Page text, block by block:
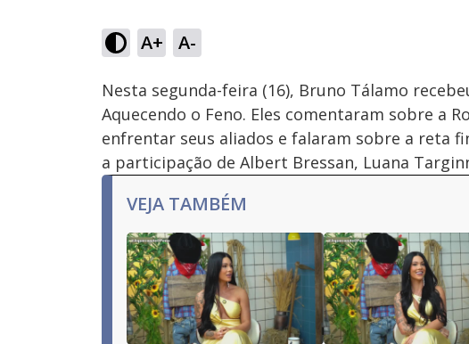
A+ A-
Ativar
Som
1.83%
Nesta segunda-feira (16), Bruno Tálamo
Aquecendo o Feno. Eles comentaram sobre a
enfrentar seus aliados e falaram sobre a reta
a participação de Albert Bressan, Luana
VEJA TAMBÉM